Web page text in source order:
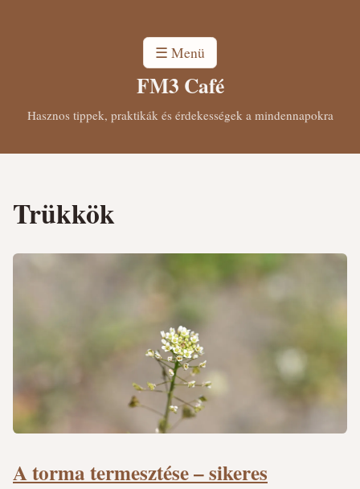
☰ Menü
FM3 Café
Hasznos tippek, praktikák és érdekességek a mindennapokra
Trükkök
A torma termesztése – sikeres